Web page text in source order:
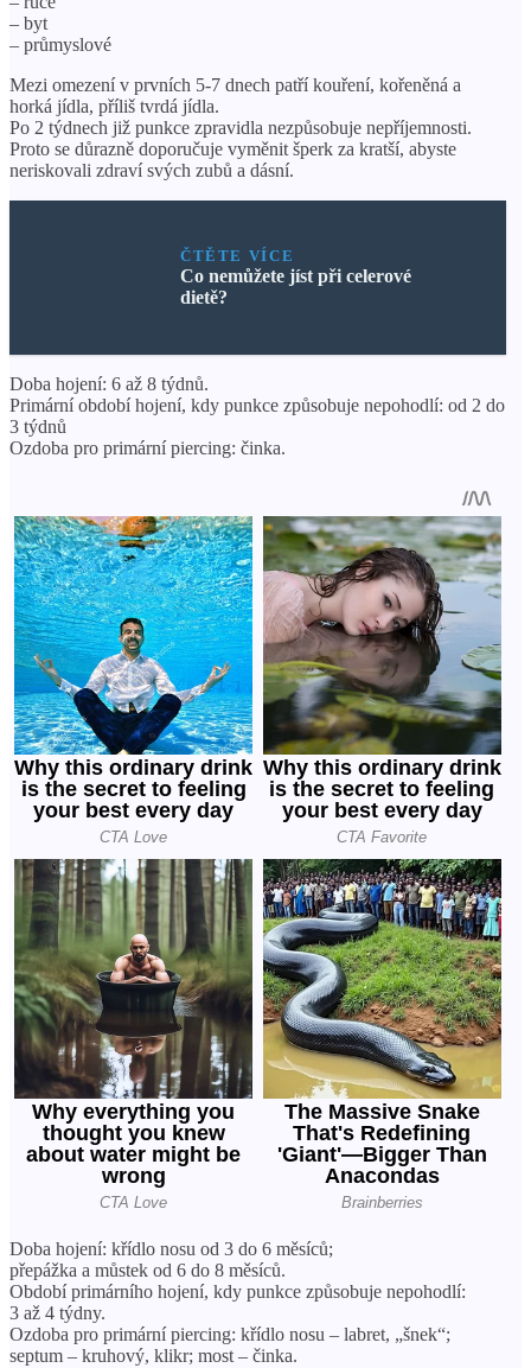
– byt
– průmyslové
Mezi omezení v prvních 5-7 dnech patří kouření, kořeněná a
horká jídla, příliš tvrdá jídla.
Po 2 týdnech již punkce zpravidla nezpůsobuje nepříjemnosti.
Proto se důrazně doporučuje vyměnit šperk za kratší, abyste
neriskovali zdraví svých zubů a dásní.
ČTĚTE VÍCE
Co nemůžete jíst při celerové
dietě?
Doba hojení: 6 až 8 týdnů.
Primární období hojení, kdy punkce způsobuje nepohodlí: od 2 do
3 týdnů
Ozdoba pro primární piercing: činka.
Doba hojení: křídlo nosu od 3 do 6 měsíců;
přepážka a můstek od 6 do 8 měsíců.
Období primárního hojení, kdy punkce způsobuje nepohodlí:
3 až 4 týdny.
Ozdoba pro primární piercing: křídlo nosu – labret, „šnek“;
septum – kruhový, klikr; most – činka.